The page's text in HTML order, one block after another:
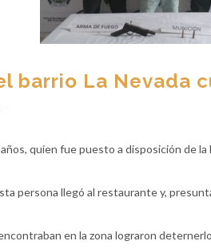
barrio La Nevada
quien fue puesto a disposición de la
persona llegó al restaurante y,
en la zona lograron